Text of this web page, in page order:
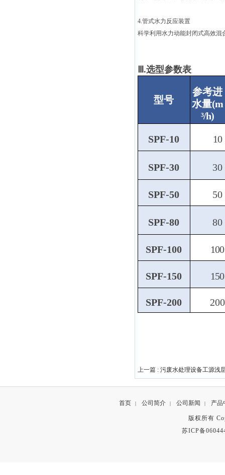
4.管式水力反应装置
科学利用水力动能封闭式高效混
Ⅲ.选型参数表
型号
参考进
水量(m
³/h)
SPF-10 10
SPF-30 30
SPF-50 50
SPF-80 80
SPF-100 100
SPF-150 150
SPF-200 200
上一篇 : 污废水处理设备工源浅
首页 | 公司简介 | 公司新闻 | 产品
版权所有
苏ICP备